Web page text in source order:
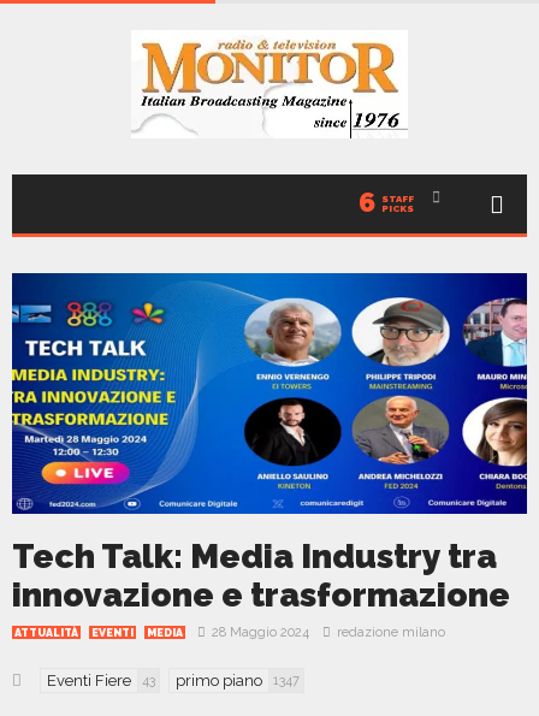
6 STAFF
PICKS
Tech Talk: Media Industry tra
innovazione e trasformazione
ATTUALITÀ EVENTI MEDIA 28 Maggio 2024 redazione milano
Eventi Fiere 43 primo piano 1347